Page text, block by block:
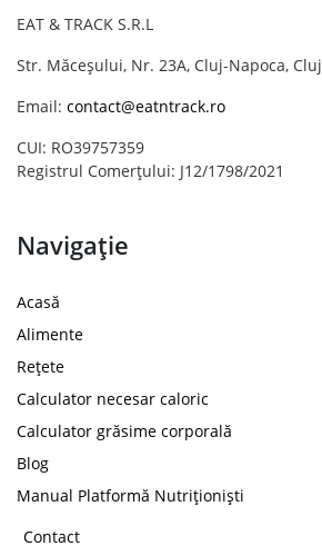
EAT & TRACK S.R.L
Str. Măceșului, Nr. 23A, Cluj-Napoca, Cluj
Email: contact@eatntrack.ro
CUI: RO39757359
Registrul Comerțului: J12/1798/2021
Navigație
Acasă
Alimente
Rețete
Calculator necesar caloric
Calculator grăsime corporală
Blog
Manual Platformă Nutriționiști
Contact